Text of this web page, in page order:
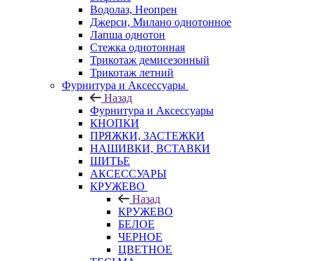
Водолаз, Неопрен
Джерси, Милано однотонное
Лапша однотон
Стежка однотонная
Трикотаж демисезонный
Трикотаж летний
Фурнитура и Аксессуары
Назад
Фурнитура и Аксессуары
КНОПКИ
ПРЯЖКИ, ЗАСТЕЖКИ
НАШИВКИ, ВСТАВКИ
ШИТЬЕ
АКСЕССУАРЫ
КРУЖЕВО
Назад
КРУЖЕВО
БЕЛОЕ
ЧЕРНОЕ
ЦВЕТНОЕ